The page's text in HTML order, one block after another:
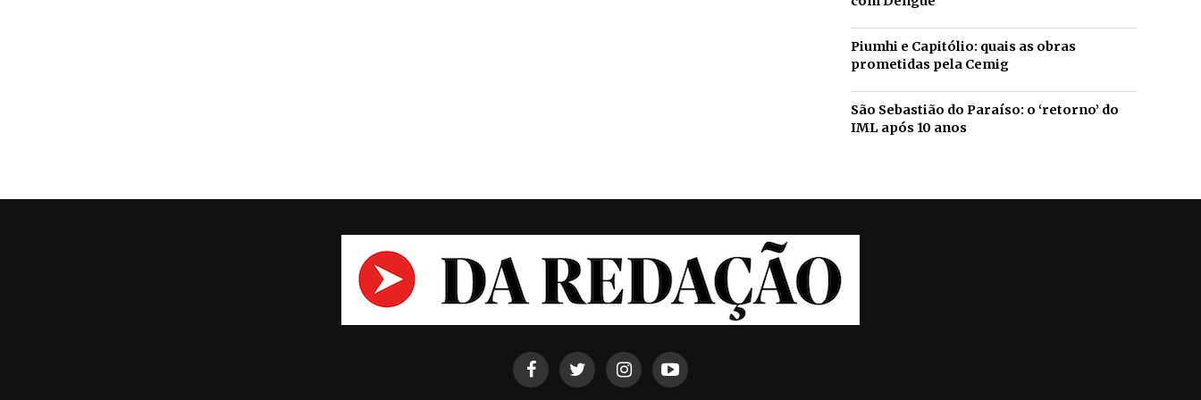
Piumhi e Capitólio: quais as obras
prometidas pela Cemig
São Sebastião do Paraíso: o ‘retorno’ do
IML após 10 anos